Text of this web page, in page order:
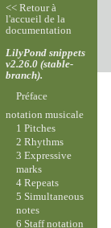
<< Retour à
l'accueil de la
documentation
LilyPond snippets
v2.26.0 (stable-
branch).
Préface
notation musicale
1 Pitches
2 Rhythms
3 Expressive
marks
4 Repeats
5 Simultaneous
notes
6 Staff notation